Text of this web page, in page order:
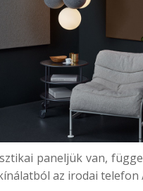
paneljük van,
az irodai